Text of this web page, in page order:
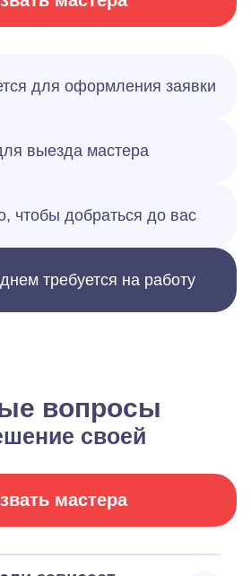
для оформления заявки
выезда мастера
чтобы добраться до вас
требуется на работу
вопросы
своей
мастера